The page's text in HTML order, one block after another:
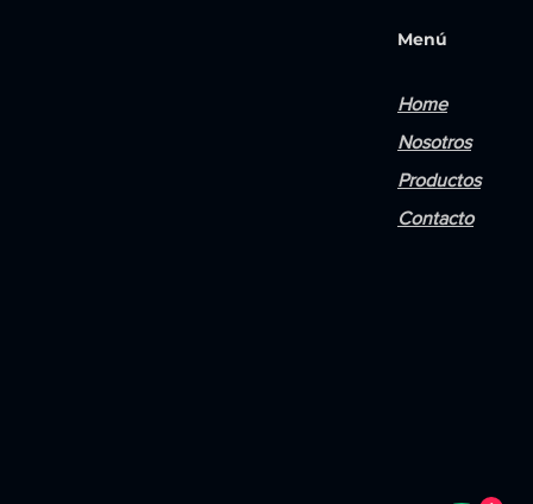
Menú
Home
Nosotros
Productos
Contacto